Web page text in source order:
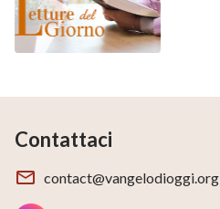
Contattaci
contact@vangelodioggi.org